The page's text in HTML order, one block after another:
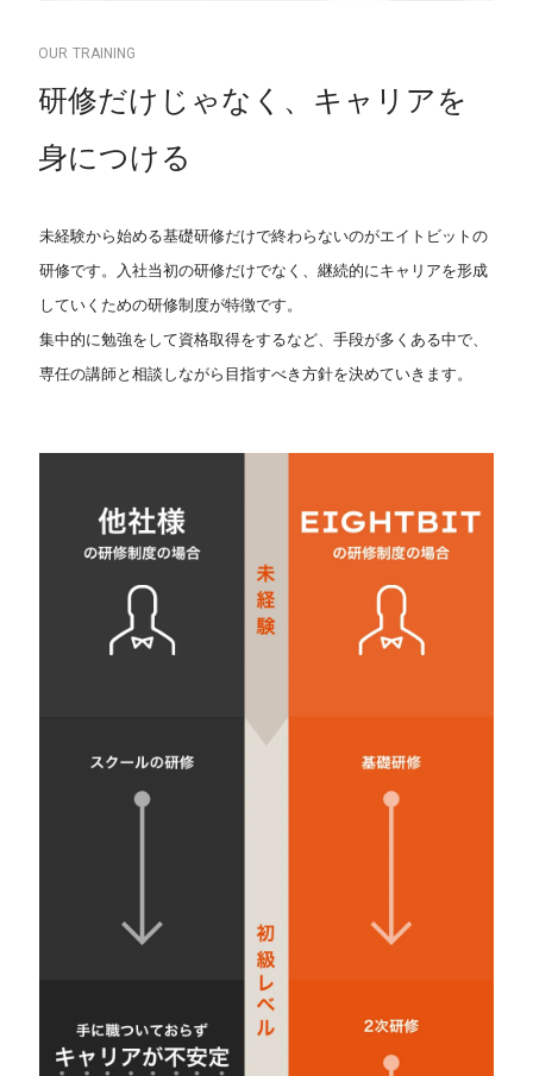
OUR TRAINING
研修だけ じ ゃな く 、 キ ャ リ ア を
身につけ る
未経験から始める基礎研修だけで終わらないのがエイトビットの
研修です。入社当初の研修だけでなく、継続的にキャリアを形成
していくための研修制度が特徴です。
集中的に勉強をして資格取得をするなど、手段が多くある中で、
専任の講師と相談しながら目指すべき方針を決めていきます。
評価の実践
・トラブルシューティングの方法